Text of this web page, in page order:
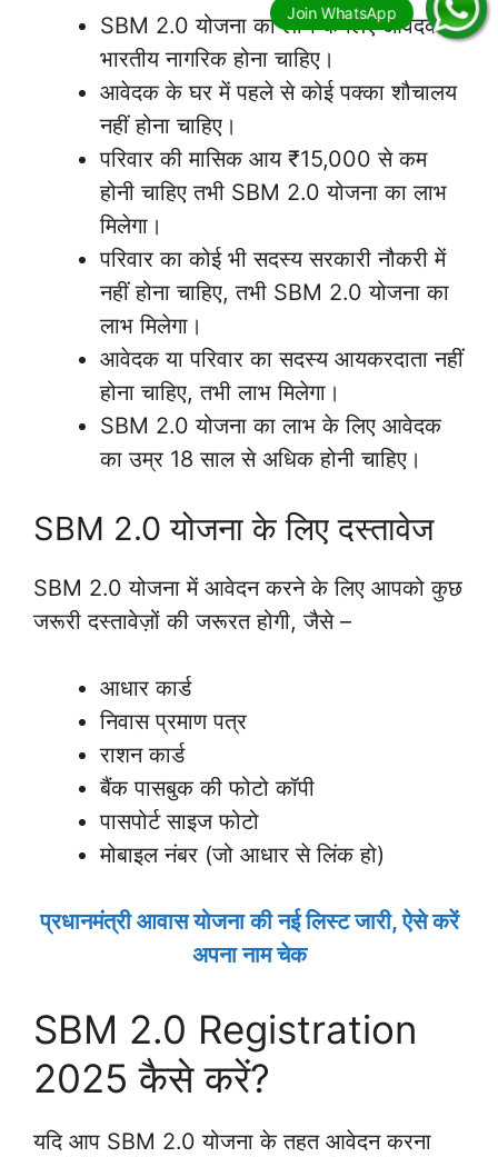
SBM 2.0 योजना का लाभ के लिए आवेदक
भारतीय नागरिक होना चाहिए।
आवेदक के घर में पहले से कोई पक्का शौचालय
नहीं होना चाहिए।
परिवार की मासिक आय ₹15,000 से कम
होनी चाहिए तभी SBM 2.0 योजना का लाभ
मिलेगा।
परिवार का कोई भी सदस्य सरकारी नौकरी में
नहीं होना चाहिए, तभी SBM 2.0 योजना का
लाभ मिलेगा।
आवेदक या परिवार का सदस्य आयकरदाता नहीं
होना चाहिए, तभी लाभ मिलेगा।
SBM 2.0 योजना का लाभ के लिए आवेदक
का उम्र 18 साल से अधिक होनी चाहिए।
SBM 2.0 योजना के लिए दस्तावेज
SBM 2.0 योजना में आवेदन करने के लिए आपको कुछ
जरूरी दस्तावेज़ों की जरूरत होगी, जैसे –
आधार कार्ड
निवास प्रमाण पत्र
राशन कार्ड
बैंक पासबुक की फोटो कॉपी
पासपोर्ट साइज फोटो
मोबाइल नंबर (जो आधार से लिंक हो)
प्रधानमंत्री आवास योजना की नई लिस्ट जारी, ऐसे करें
अपना नाम चेक
SBM 2.0 Registration
2025 कैसे करें?
यदि आप SBM 2.0 योजना के तहत आवेदन करना